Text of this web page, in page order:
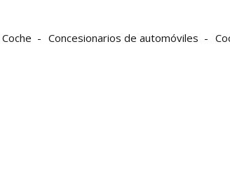
Coche Concesionarios de automóviles